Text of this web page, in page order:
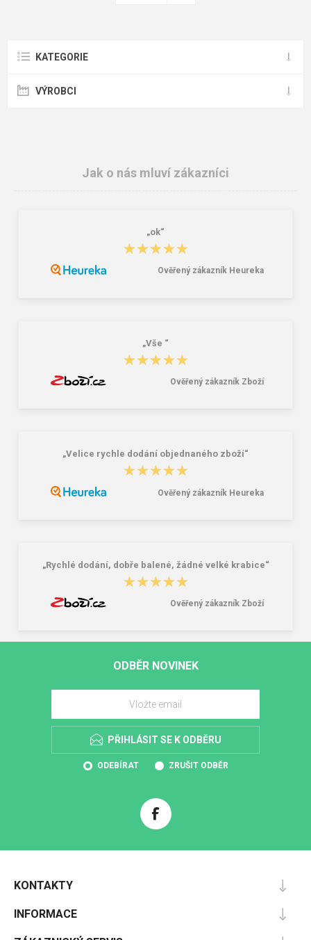
KATEGORIE
VÝROBCI
Jak o nás mluví zákazníci
„ok“
★★★★★
★★★★★
Ověřený zákazník Heureka
„Vše “
★★★★★
★★★★★
Ověřený zákazník Zboží
„Velice rychle dodání objednaného zboží“
★★★★★
★★★★★
Ověřený zákazník Heureka
„Rychlé dodání, dobře balené, žádné velké krabice“
★★★★★
★★★★★
Ověřený zákazník Zboží
ODBĚR NOVINEK
PŘIHLÁSIT SE K ODBĚRU
ODEBÍRAT ZRUŠIT ODBĚR
KONTAKTY
INFORMACE